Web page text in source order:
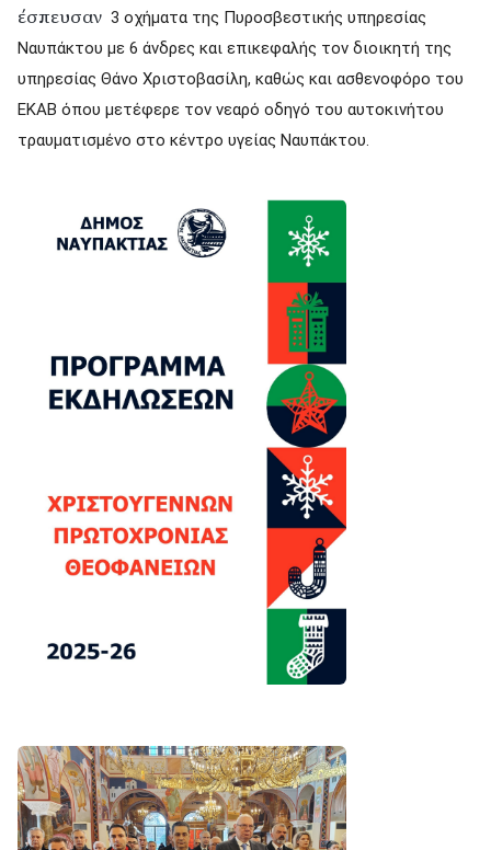
έσπευσαν 3 οχήματα της Πυροσβεστικής υπηρεσίας
Ναυπάκτου με 6 άνδρες και επικεφαλής τον διοικητή της
υπηρεσίας Θάνο Χριστοβασίλη, καθώς και ασθενοφόρο του
ΕΚΑΒ όπου μετέφερε τον νεαρό οδηγό του αυτοκινήτου
τραυματισμένο στο κέντρο υγείας Ναυπάκτου.